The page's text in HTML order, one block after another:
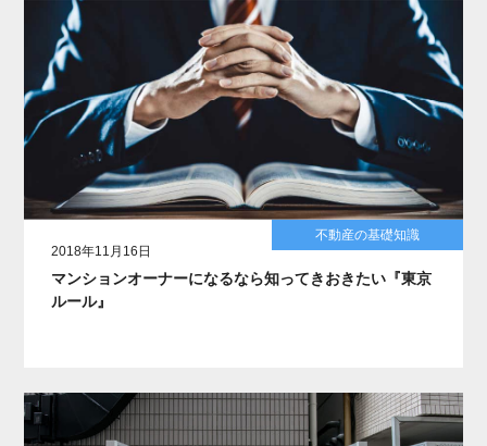
不動産の基礎知識
2018年11月16日
マンションオーナーになるなら知ってきおきたい『東京
ルール』